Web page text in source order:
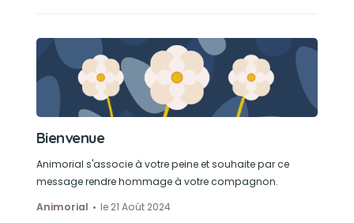
Bienvenue
Animorial s'associe à votre peine et souhaite par ce
message rendre hommage à votre compagnon.
Animorial
le 21 Août 2024